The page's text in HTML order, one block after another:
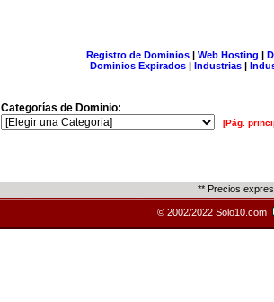
Registro de Dominios| Web Hosting |
Dominios Expirados | Industrias |
Categorías de Dominio:
[Pág.
** Precios
© 2002/2022 Solo10.com